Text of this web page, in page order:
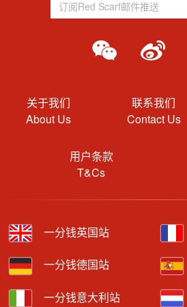
关于我们
About Us
联系我们
Contact Us
用户条款
T&Cs
一分钱英国站
一分钱德国站
一分钱意大利站